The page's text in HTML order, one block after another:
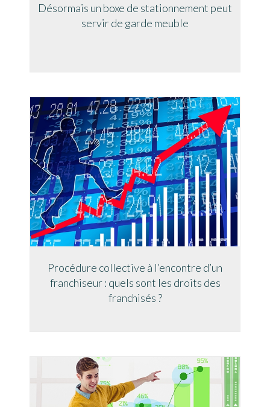
Désormais un boxe de stationnement peut
servir de garde meuble
Procédure collective à l’encontre d’un
franchiseur : quels sont les droits des
franchisés ?